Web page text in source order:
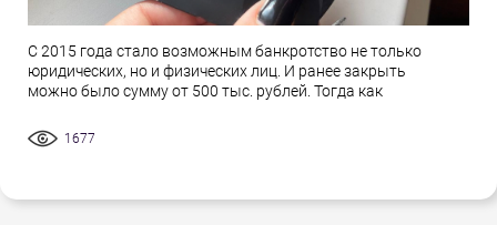
С 2015 года стало возможным банкротство не только
юридических, но и физических лиц. И ранее закрыть
можно было сумму от 500 тыс. рублей. Тогда как
1677